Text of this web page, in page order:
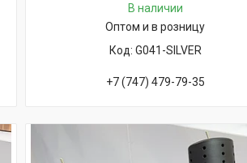
В наличии
Оптом и в розницу
G041-SILVER
+7 (747) 479-79-35